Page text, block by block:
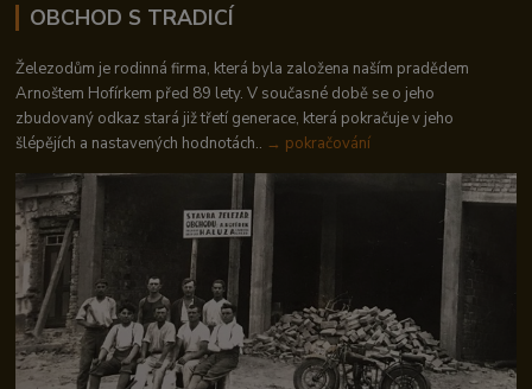
OBCHOD S TRADICÍ
Železodům je rodinná firma, která byla založena naším pradědem
Arnoštem Hofírkem před 89 lety. V současné době se o jeho
zbudovaný odkaz stará již třetí generace, která pokračuje v jeho
šlépějích a nastavených hodnotách.. → pokračování